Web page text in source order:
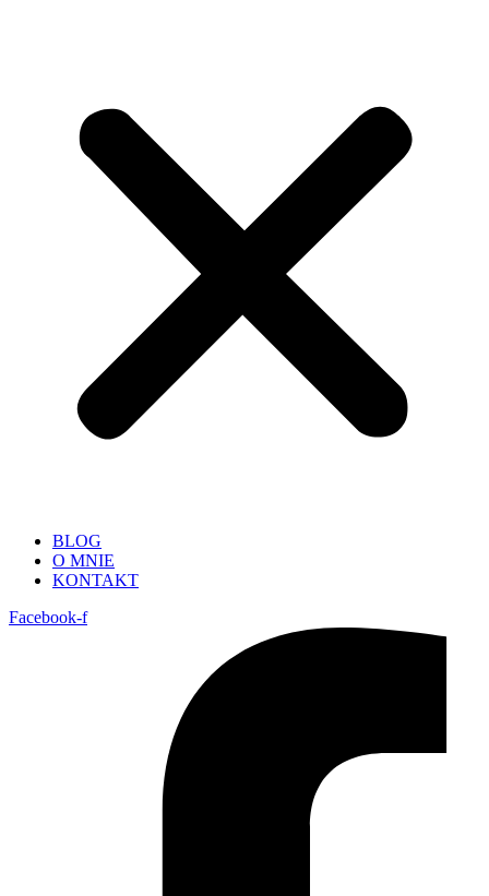
BLOG
O MNIE
KONTAKT
Facebook-f